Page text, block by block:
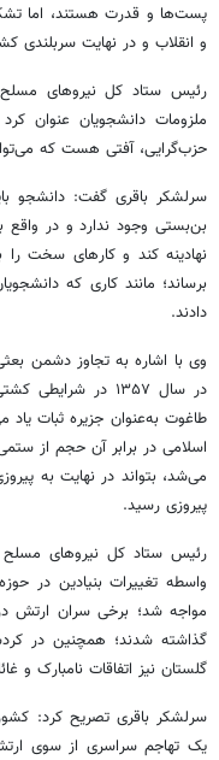
پست‌ها و قدرت هستند، اما
و انقلاب و در نهایت سربلندی
رئیس ستاد کل نیروهای
ملزومات دانشجویان عنوان
حزب‌گرایی،آفتی هست که
سرلشکر باقری گفت: دانشجو
بن‌بستی وجود ندارد و در
نهادینه کند و کارهای سخت
برساند؛ مانند کاری که
دادند.
وی با اشاره به تجاوز دشمن
در سال ۱۳۵۷ در
طاغوت به‌عنوان جزیره ثبات
اسلامی در برابر آن حجم از
می‌شد، بتواند در نهایت به
پیروزی رسید.
رئیس ستاد کل نیروهای
واسطه تغییرات بنیادین در
مواجه شد؛ برخی سران ارتش در
گذاشته شدند؛ همچنین در
گلستان نیز اتفاقات نامبارک و
سرلشکر باقری تصریح کرد:
یک تهاجم سراسری از سوی